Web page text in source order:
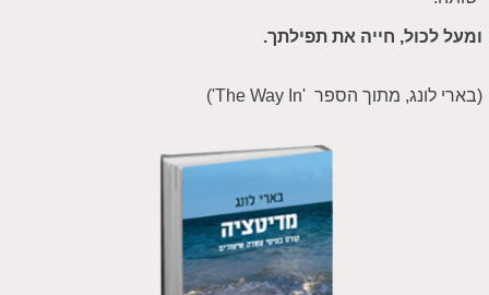
ומעל לכול, חייה את תפילתך.
(בארי לונג, מתוך הספר 'The Way In')